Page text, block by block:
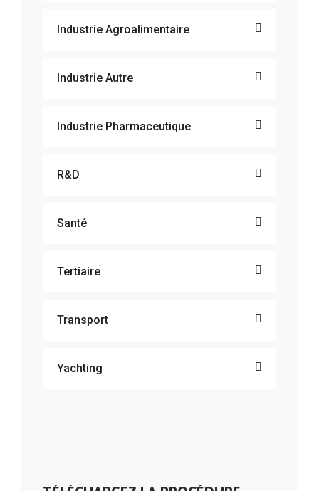
Industrie Agroalimentaire
Industrie Autre
Industrie Pharmaceutique
R&D
Santé
Tertiaire
Transport
Yachting